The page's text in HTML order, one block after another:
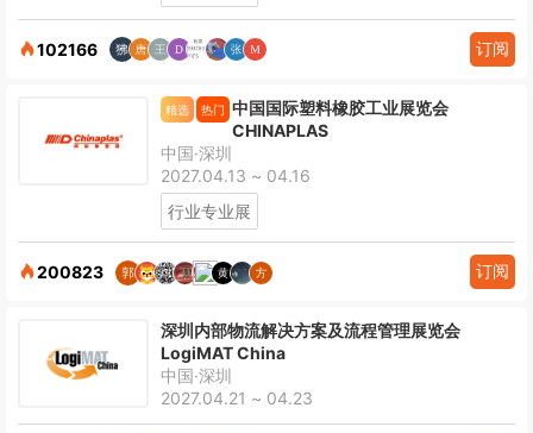
102166 订阅
精选 热门 中国国际塑料橡胶工业展览会
CHINAPLAS
中国·深圳
2027.04.13 ~ 04.16
行业专业展
200823 订阅
深圳内部物流解决方案及流程管理展览会
LogiMAT China
中国·深圳
2027.04.21 ~ 04.23